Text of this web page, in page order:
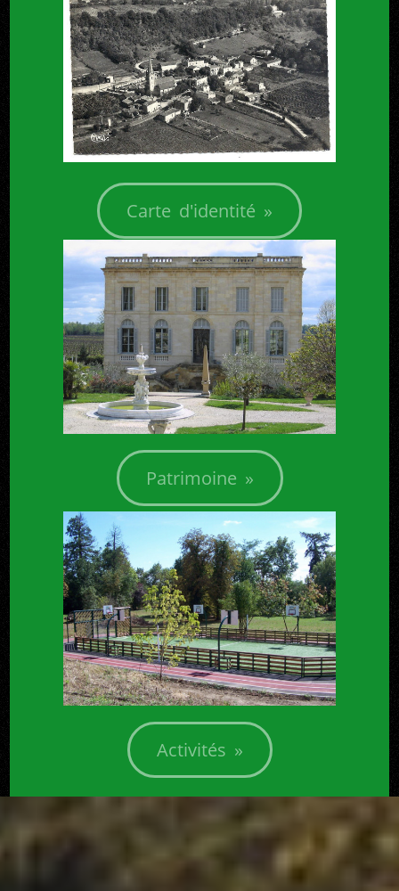
Carte d'identité »
+
x
Patrimoine »
Activités »